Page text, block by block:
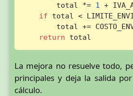
        total *=
1
+
if total <
total +=
return total
La mejora no resuelve todo,
principales y deja la salida
cálculo.